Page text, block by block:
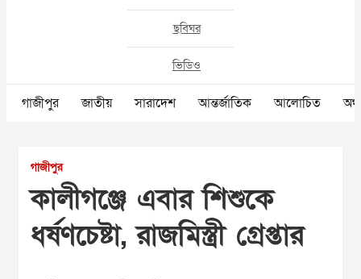
ছবিঘর
ভিডিও
গাজীপুর জাতীয় সারাদেশ আন্তর্জাতিক আলোচিত
গাজীপুর
কালীগঞ্জে এবার শিশুকে
ধর্ষণচেষ্টা, রাজমিস্ত্রী গ্রেপ্তার